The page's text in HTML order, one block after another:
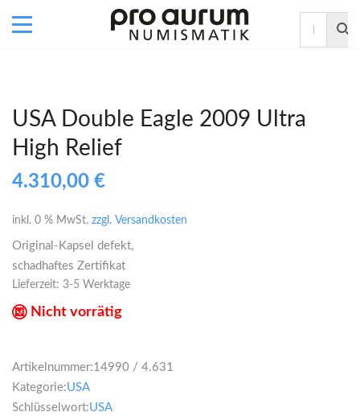
USA Double Eagle 2009 Ultra
High Relief
4.310,00 €
inkl. 0 % MwSt. zzgl. Versandkosten
Original-Kapsel defekt,
schadhaftes Zertifikat
Lieferzeit: 3-5 Werktage
Nicht vorrätig
Artikelnummer:14990 / 4.631
Kategorie:USA
Schlüsselwort:USA